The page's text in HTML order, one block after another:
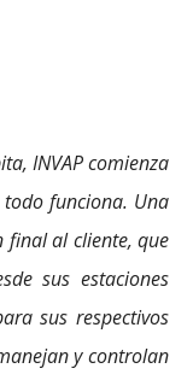
INVAP comienza
funciona. Una
final al cliente, que
sus estaciones
sus respectivos
y controlan